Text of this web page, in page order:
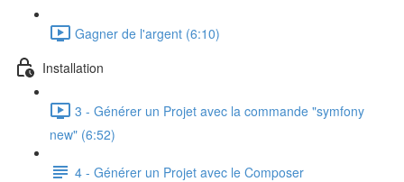
Gagner de l'argent (6:10)
Installation
3 - Générer un Projet avec la commande "symfony
new" (6:52)
4 - Générer un Projet avec le Composer